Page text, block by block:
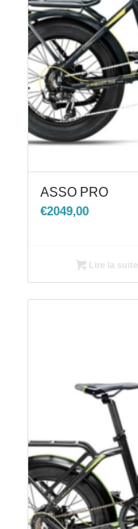
ASSO PRO
€2049,00
Lire la suite